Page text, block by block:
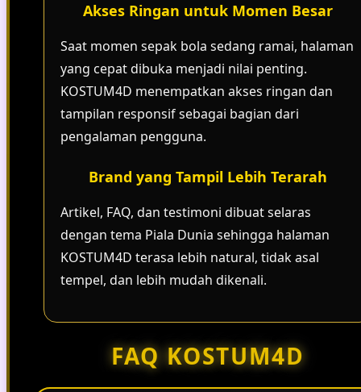
Akses Ringan untuk Momen Besar
Saat momen sepak bola sedang ramai, halaman
yang cepat dibuka menjadi nilai penting.
KOSTUM4D menempatkan akses ringan dan
tampilan responsif sebagai bagian dari
pengalaman pengguna.
Brand yang Tampil Lebih Terarah
Artikel, FAQ, dan testimoni dibuat selaras
dengan tema Piala Dunia sehingga halaman
KOSTUM4D terasa lebih natural, tidak asal
tempel, dan lebih mudah dikenali.
FAQ KOSTUM4D